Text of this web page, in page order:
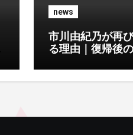
news
市川由紀乃が再
る理由｜復帰後の